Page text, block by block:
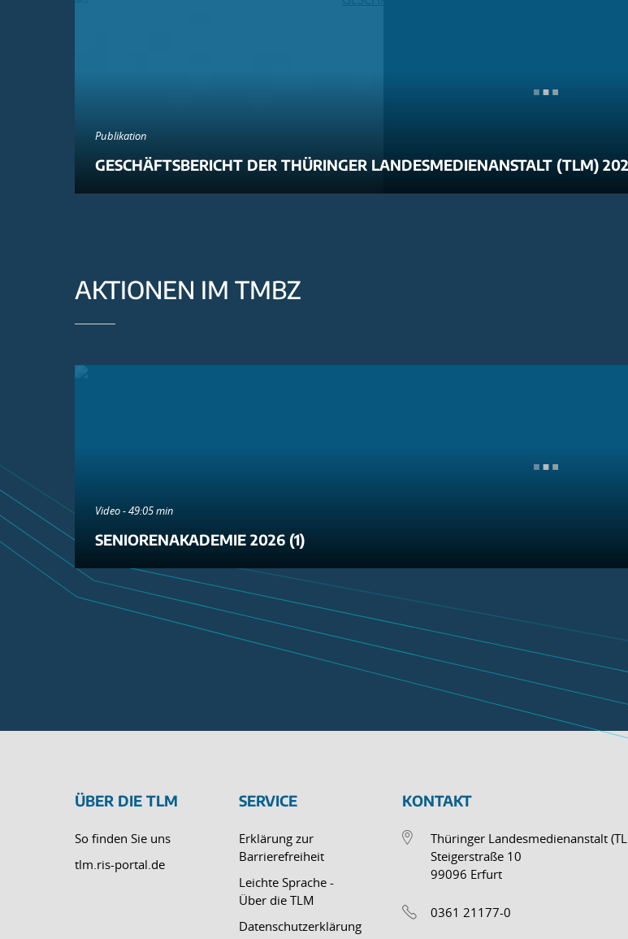
Publikation
GESCHÄFTSBERICHT DER THÜRINGER LANDESMEDIENANSTALT (TLM)
AKTIONEN IM TMBZ
Video - 49:05 min
SENIORENAKADEMIE 2026 (1)
ÜBER DIE TLM
So finden Sie uns
tlm.ris-portal.de
SERVICE
Erklärung zur
Barrierefreiheit
Leichte Sprache -
Über die TLM
Datenschutzerklärung
KONTAKT
Thüringer Landesmedienanstalt
Steigerstraße 10
99096 Erfurt
0361 21177-0